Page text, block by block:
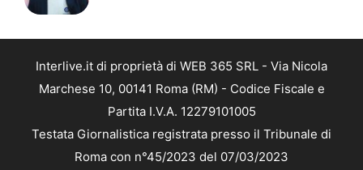
Interlive.it di proprietà di WEB 365 SRL - Via Nicola
Marchese 10, 00141 Roma (RM) - Codice Fiscale e
Partita I.V.A. 12279101005
Testata Giornalistica registrata presso il Tribunale di
Roma con n°45/2023 del 07/03/2023